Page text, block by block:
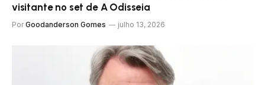
visitante no set de A Odisseia
Por Goodanderson Gomes julho 13, 2026